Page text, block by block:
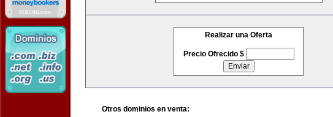
Realizar una Oferta
Precio Ofrecido $
Otros dominios en venta: